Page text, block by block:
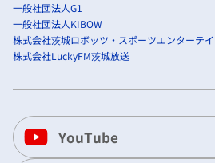
一般社団法人G1
一般社団法人KIBOW
株式会社茨城ロボッツ・スポーツエンターテ
株式会社LuckyFM茨城放送
YouTube